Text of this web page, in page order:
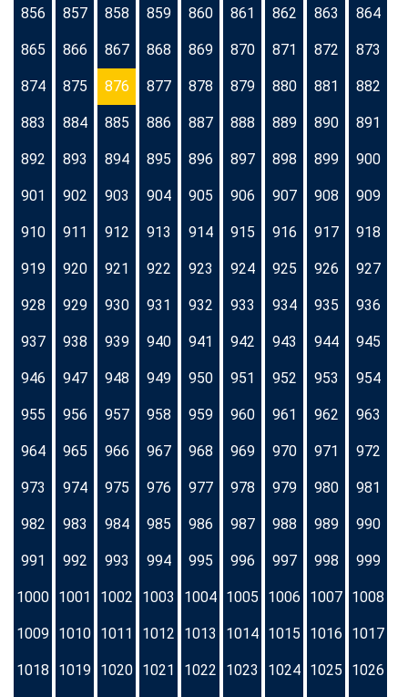
856 857 858 859 860 861 862 863 864
865 866 867 868 869 870 871 872 873
874 875 876 877 878 879 880 881 882
883 884 885 886 887 888 889 890 891
892 893 894 895 896 897 898 899 900
901 902 903 904 905 906 907 908 909
910 911 912 913 914 915 916 917 918
919 920 921 922 923 924 925 926 927
928 929 930 931 932 933 934 935 936
937 938 939 940 941 942 943 944 945
946 947 948 949 950 951 952 953 954
955 956 957 958 959 960 961 962 963
964 965 966 967 968 969 970 971 972
973 974 975 976 977 978 979 980 981
982 983 984 985 986 987 988 989 990
991 992 993 994 995 996 997 998 999
1000 1001 1002 1003 1004 1005 1006 1007 1008
1009 1010 1011 1012 1013 1014 1015 1016 1017
1018 1019 1020 1021 1022 1023 1024 1025 1026